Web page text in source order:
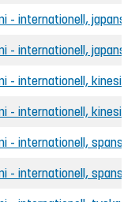
- internationell,
- internationell,
- internationell,
- internationell,
- internationell, spanska
- internationell,